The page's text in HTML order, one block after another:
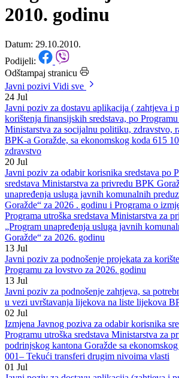
brige o raseljenim
2010. godinu
Datum: 29.10.2010.
Podijeli:
Odštampaj stranicu
Javni poziviVidi sve
24 Jul
Javni poziv za dostavu aplikacija ( zahtjeva i
korištenja finansijskih sredstava, po Programu
Ministarstva za socijalnu politiku, zdravstvo,
BPK-a Goražde, sa ekonomskog koda 615
zdravstvo
20 Jul
Javni poziv za odabir korisnika sredstava po
sredstava Ministarstva za privredu BPK
unapređenja usluga javnih komunalnih
Goražde“ za 2026 . godinu i Programa o
Programa utroška sredstava Ministarstva za
„Program unapređenja usluga javnih
Goražde“ za 2026. godinu
13 Jul
Javni poziv za podnošenje projekata za
Programu za lovstvo za 2026. godinu
13 Jul
Javni poziv za podnošenje zahtjeva, sa
u vezi uvrštavanja lijekova na liste lijekova
02 Jul
Izmjena Javnog poziva za odabir korisnika
Programu utroška sredstava Ministarstva za